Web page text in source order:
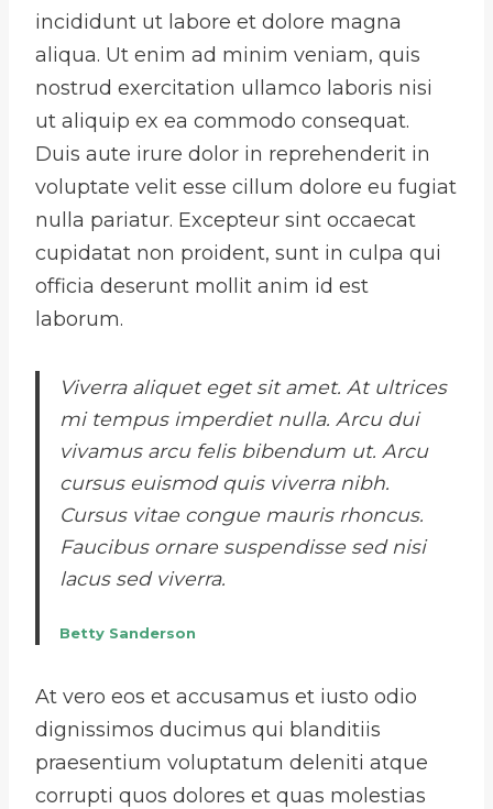
incididunt ut labore et dolore magna
aliqua. Ut enim ad minim veniam, quis
nostrud exercitation ullamco laboris nisi
ut aliquip ex ea commodo consequat.
Duis aute irure dolor in reprehenderit in
voluptate velit esse cillum dolore eu fugiat
nulla pariatur. Excepteur sint occaecat
cupidatat non proident, sunt in culpa qui
officia deserunt mollit anim id est
laborum.
Viverra aliquet eget sit amet. At ultrices
mi tempus imperdiet nulla. Arcu dui
vivamus arcu felis bibendum ut. Arcu
cursus euismod quis viverra nibh.
Cursus vitae congue mauris rhoncus.
Faucibus ornare suspendisse sed nisi
lacus sed viverra.
Betty Sanderson
At vero eos et accusamus et iusto odio
dignissimos ducimus qui blanditiis
praesentium voluptatum deleniti atque
corrupti quos dolores et quas molestias